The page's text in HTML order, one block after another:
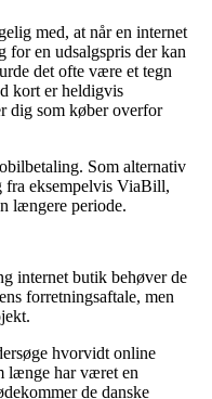
med, at når en internet
for en udsalgspris der kan
det ofte være et tegn
kort er heldigvis
dig som køber overfor
Som alternativ
fra eksempelvis ViaBill,
længere periode.
internet butik behøver de
forretningsaftale, men
hvorvidt online
længe har været en
de danske